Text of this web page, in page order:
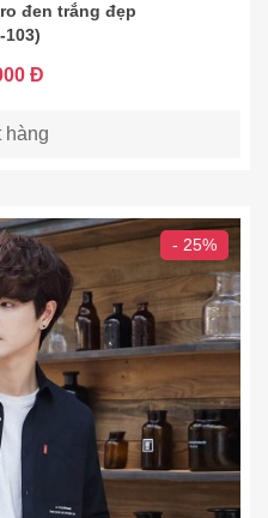
đen trắng đẹp
103)
Đ
- 25%